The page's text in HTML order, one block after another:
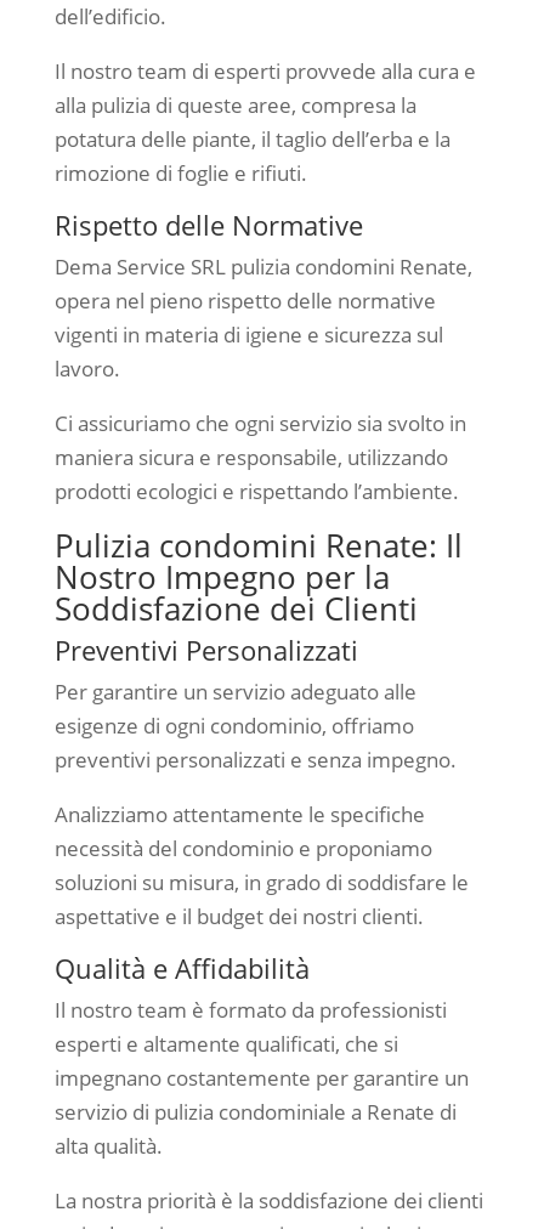
dell’edificio.
Il nostro team di esperti provvede alla cura e
alla pulizia di queste aree, compresa la
potatura delle piante, il taglio dell’erba e la
rimozione di foglie e rifiuti.
Rispetto delle Normative
Dema Service SRL pulizia condomini Renate,
opera nel pieno rispetto delle normative
vigenti in materia di igiene e sicurezza sul
lavoro.
Ci assicuriamo che ogni servizio sia svolto in
maniera sicura e responsabile, utilizzando
prodotti ecologici e rispettando l’ambiente.
Pulizia condomini Renate: Il
Nostro Impegno per la
Soddisfazione dei Clienti
Preventivi Personalizzati
Per garantire un servizio adeguato alle
esigenze di ogni condominio, offriamo
preventivi personalizzati e senza impegno.
Analizziamo attentamente le specifiche
necessità del condominio e proponiamo
soluzioni su misura, in grado di soddisfare le
aspettative e il budget dei nostri clienti.
Qualità e Affidabilità
Il nostro team è formato da professionisti
esperti e altamente qualificati, che si
impegnano costantemente per garantire un
servizio di pulizia condominiale a Renate di
alta qualità.
La nostra priorità è la soddisfazione dei clienti